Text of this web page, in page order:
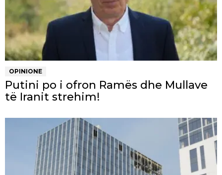
OPINIONE
Putini po i ofron Ramës dhe Mullave
të Iranit strehim!